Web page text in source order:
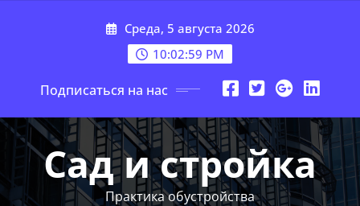
Среда, 5 августа 2026
10:03:00 PM
Подписаться на нас
Сад и стройка
Практика обустройства